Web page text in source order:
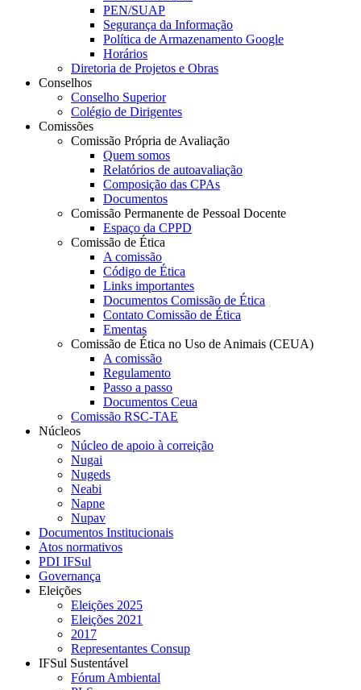
PEN/SUAP
Segurança da Informação
Política de Armazenamento Google
Horários
Diretoria de Projetos e Obras
Conselhos
Conselho Superior
Colégio de Dirigentes
Comissões
Comissão Própria de Avaliação
Quem somos
Relatórios de autoavaliação
Composição das CPAs
Documentos
Comissão Permanente de Pessoal Docente
Espaço da CPPD
Comissão de Ética
A comissão
Código de Ética
Links importantes
Documentos Comissão de Ética
Contato Comissão de Ética
Ementas
Comissão de Ética no Uso de Animais (CEUA)
A comissão
Regulamento
Passo a passo
Documentos Ceua
Comissão RSC-TAE
Núcleos
Núcleo de apoio à correição
Nugai
Nugeds
Neabi
Napne
Nupav
Documentos Institucionais
Atos normativos
PDI IFSul
Governança
Eleições
Eleições 2025
Eleições 2021
2017
Representantes Consup
IFSul Sustentável
Fórum Ambiental